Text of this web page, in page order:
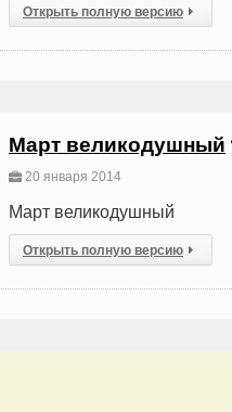
Открыть полную версию
Март великодушный
20 января 2014
Март великодушный
Открыть полную версию